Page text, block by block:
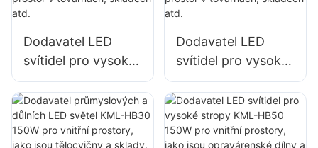
skladech atd.
Dodavatel LED
svítidel pro vysoké
budovy KML-HB30
100W pro osvětlení
vnitřních prostor v
továrnách,
Dodavatel LED
svítidel pro vysoké
budovy KML-HB50
100W pro osvětlení
vnitřních prostor v
továrnách,